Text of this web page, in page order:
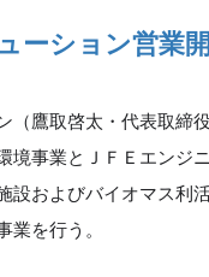
ーション営業
鷹取啓太・代表取締
境事業とＪＦＥエンジ
設およびバイオマス利
を行う。